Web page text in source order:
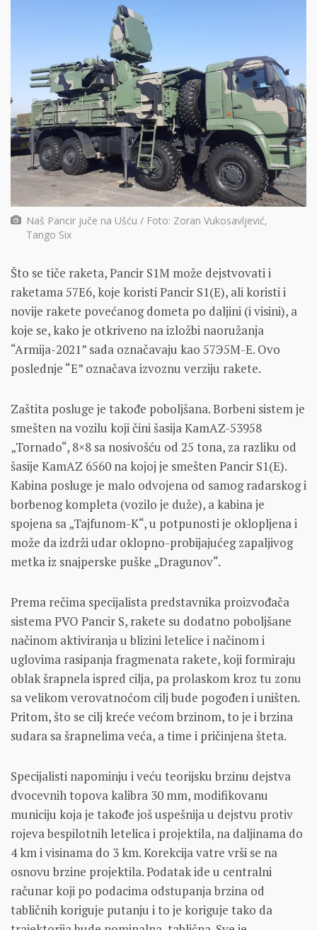
Naš Pancir juče na Ušću / Foto: Zoran Vukosavljević,
Tango Six
Što se tiče raketa, Pancir S1M može dejstvovati i
raketama 57E6, koje koristi Pancir S1(E), ali koristi i
novije rakete povećanog dometa po daljini (i visini), a
koje se, kako je otkriveno na izložbi naoružanja
“Armija-2021” sada označavaju kao 57Э5М-Е. Ovo
poslednje “E” označava izvoznu verziju rakete.
Zaštita posluge je takođe poboljšana. Borbeni sistem je
smešten na vozilu koji čini šasija KamAZ-53958
„Tornado“, 8×8 sa nosivošću od 25 tona, za razliku od
šasije KamAZ 6560 na kojoj je smešten Pancir S1(E).
Kabina posluge je malo odvojena od samog radarskog i
borbenog kompleta (vozilo je duže), a kabina je
spojena sa „Tajfunom-K“, u potpunosti je oklopljena i
može da izdrži udar oklopno-probijajućeg zapaljivog
metka iz snajperske puške „Dragunov“.
Prema rečima specijalista predstavnika proizvođača
sistema PVO Pancir S, rakete su dodatno poboljšane
načinom aktiviranja u blizini letelice i načinom i
uglovima rasipanja fragmenata rakete, koji formiraju
oblak šrapnela ispred cilja, pa prolaskom kroz tu zonu
sa velikom verovatnoćom cilj bude pogođen i uništen.
Pritom, što se cilj kreće većom brzinom, to je i brzina
sudara sa šrapnelima veća, a time i pričinjena šteta.
Specijalisti napominju i veću teorijsku brzinu dejstva
dvocevnih topova kalibra 30 mm, modifikovanu
municiju koja je takođe još uspešnija u dejstvu protiv
rojeva bespilotnih letelica i projektila, na daljinama do
4 km i visinama do 3 km. Korekcija vatre vrši se na
osnovu brzine projektila. Podatak ide u centralni
računar koji po podacima odstupanja brzina od
tabličnih koriguje putanju i to je koriguje tako da